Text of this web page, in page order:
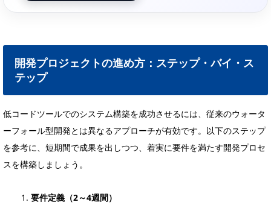
開発プロジェクトの進め方：ステップ・バイ・ス
テップ
低コードツールでのシステム構築を成功させるには、従来のウォータ
ーフォール型開発とは異なるアプローチが有効です。以下のステップ
を参考に、短期間で成果を出しつつ、着実に要件を満たす開発プロセ
スを構築しましょう。
要件定義（2～4週間）